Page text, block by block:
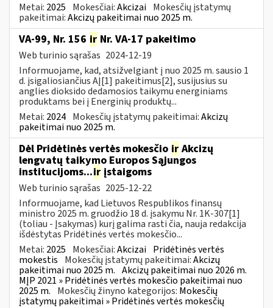
Metai: 2025 Mokesčiai:Akcizai Mokesčių įstatymų
pakeitimai:Akcizų pakeitimai nuo 2025 m.
VA-99, Nr. 156 ir Nr. VA-17 pakeitimo
Web turinio sąrašas 2024-12-19
Informuojame, kad, atsižvelgiant į nuo 2025 m. sausio 1
d. įsigaliosiančius AĮ[1] pakeitimus[2], susijusius su
anglies dioksido dedamosios taikymu energiniams
produktams bei į Energinių produktų...
Metai: 2024 Mokesčių įstatymų pakeitimai:Akcizų
pakeitimai nuo 2025 m.
Dėl Pridėtinės vertės mokesčio ir Akcizų
lengvatų taikymo Europos Sąjungos
institucijoms...ir įstaigoms
Web turinio sąrašas 2025-12-22
Informuojame, kad Lietuvos Respublikos finansų
ministro 2025 m. gruodžio 18 d. įsakymu Nr. 1K-307[1]
(toliau - Įsakymas) kurį galima rasti čia, nauja redakcija
išdėstytas Pridėtinės vertės mokesčio...
Metai: 2025 Mokesčiai:Akcizai Pridėtinės vertės
mokestis Mokesčių įstatymų pakeitimai:Akcizų
pakeitimai nuo 2025 m. Akcizų pakeitimai nuo 2026 m.
MĮP 2021 » Pridėtinės vertės mokesčio pakeitimai nuo
2025 m. Mokesčių žinyno kategorijos: Mokesčių
įstatymų pakeitimai » Pridėtinės vertės mokesčių